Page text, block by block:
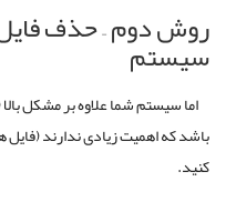
روش دوم – حذف
سیستم
اما سیستم شما علاوه بر مشکل
باشد که اهمیت زیادی ندارند (فایل
کنید.